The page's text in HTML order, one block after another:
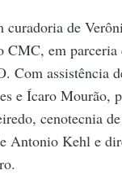
curadoria de
CMC, em
Com assistência
e Ícaro Mourão,
cenotecnia
Antonio Kehl e